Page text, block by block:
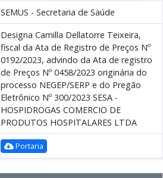
SEMUS - Secretaria de Saúde
Designa Camilla Dellatorre Teixeira,
fiscal da Ata de Registro de Preços Nº
0192/2023, advindo da Ata de registro
de Preços Nº 0458/2023 originária do
processo NEGEP/SERP e do Pregão
Eletrônico Nº 300/2023 SESA -
HOSPIDROGAS COMERCIO DE
PRODUTOS HOSPITALARES LTDA
Portaria